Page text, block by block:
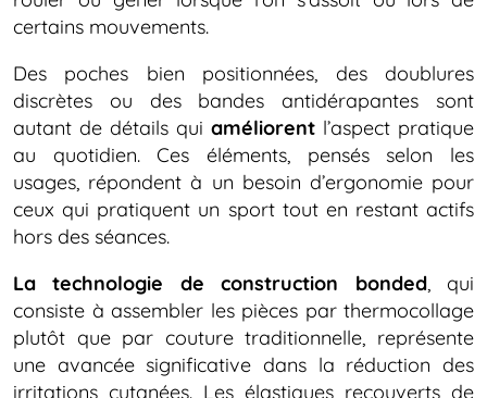
certains mouvements.
Des poches bien positionnées, des doublures
discrètes ou des bandes antidérapantes sont
autant de détails qui améliorent l’aspect pratique
au quotidien. Ces éléments, pensés selon les
usages, répondent à un besoin d’ergonomie pour
ceux qui pratiquent un sport tout en restant actifs
hors des séances.
La technologie de construction bonded, qui
consiste à assembler les pièces par thermocollage
plutôt que par couture traditionnelle, représente
une avancée significative dans la réduction des
irritations cutanées. Les élastiques recouverts de